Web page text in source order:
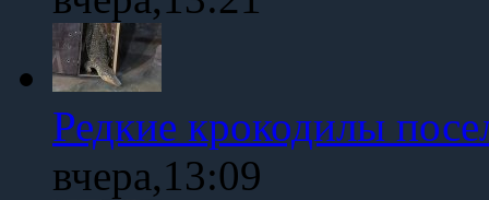
Редкие крокодилы
вчера,13:09